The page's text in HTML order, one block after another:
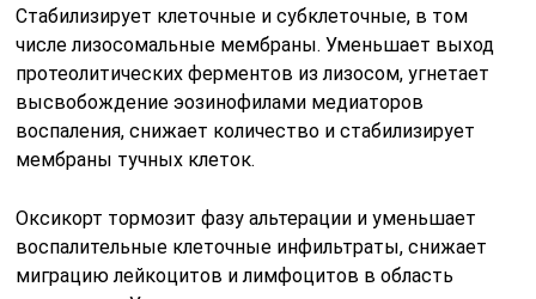
Стабилизирует клеточные и субклеточные, в том
числе лизосомальные мембраны. Уменьшает выход
протеолитических ферментов из лизосом, угнетает
высвобождение эозинофилами медиаторов
воспаления, снижает количество и стабилизирует
мембраны тучных клеток.
Оксикорт тормозит фазу альтерации и уменьшает
воспалительные клеточные инфильтраты, снижает
миграцию лейкоцитов и лимфоцитов в область